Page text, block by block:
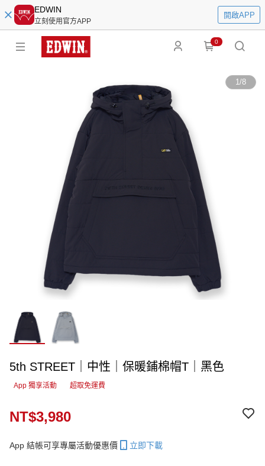
EDWIN
立刻使用官方APP
開啟APP
0
1/8
5th STREET｜中性｜保暖鋪棉帽T｜黑色
App 獨享活動 超取免運費
NT$3,980
App 結帳可享專屬活動優惠價 立即下載